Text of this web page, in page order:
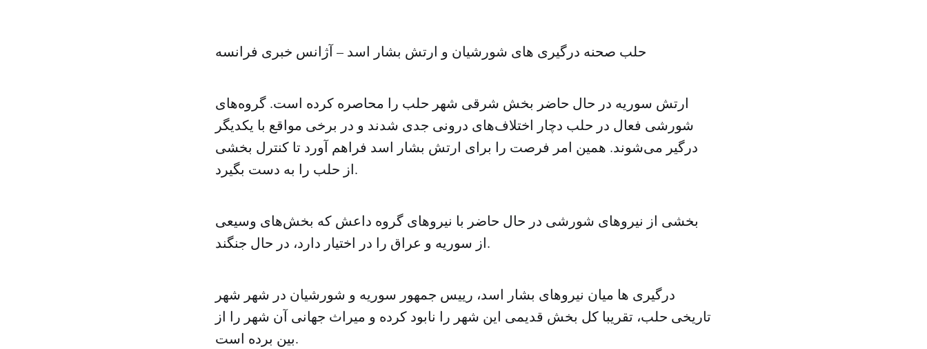
حلب صحنه درگیری های شورشیان و ارتش بشار اسد – آژانس خبری فرانسه
ارتش سوریه در حال حاضر بخش شرقی شهر حلب را محاصره کرده است. گروه‌های
شورشی فعال در حلب دچار اختلاف‌های درونی جدی شدند و در برخی مواقع با یکدیگر
درگیر می‌شوند. همین امر فرصت را برای ارتش بشار اسد فراهم آورد تا کنترل بخشی
از حلب را به دست بگیرد.
بخشی از نیروهای شورشی در حال حاضر با نیروهای گروه داعش که بخش‌های وسیعی
از سوریه و عراق را در اختیار دارد، در حال جنگند.
درگیری ها میان نیروهای بشار اسد، رییس جمهور سوریه و شورشیان در شهر شهر
تاریخی حلب، تقریبا کل بخش قدیمی این شهر را نابود کرده و میراث جهانی آن شهر را از
بین برده است.